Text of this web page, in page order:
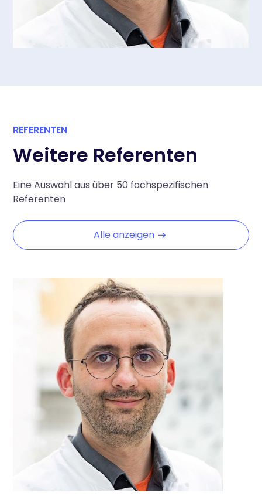
REFERENTEN
Weitere Referenten
Eine Auswahl aus über 50 fachspezifischen
Referenten
Alle anzeigen